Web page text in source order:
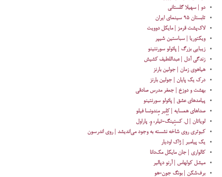
دو | سهیلا گلستانی
تابستان ۹۵ سینمای ایران
لاک‌پشت قرمز | مایکل دوویت
ویکتوریا | سباستین شیپر
زیبایی بزرگ | پائولو سورنتینو
زندگی آدل | عبداللطیف کشیش
هیاهوی زمان | جولین بارنز
درک یک پایان | جولین بارنز
بهشت و دوزخ | جعفر مدرس صادقی
پیامدهای عشق | پائولو سورنتینو
صداهای همسایه | کِلِبر مِندونسا فیلو
لویاتان | ل. کستِینگ-تیلر، وِ. پاراول
کبوتری روی شاخه نشسته به وجود می‌اندیشد | روی اندرسون
یک پیامبر | ژاک اودیار
کالواری | جان مایکل مک‌دانا
میشل کولهاس | آرنو دپالیر
برف‌شکن | بونگ جون-هو